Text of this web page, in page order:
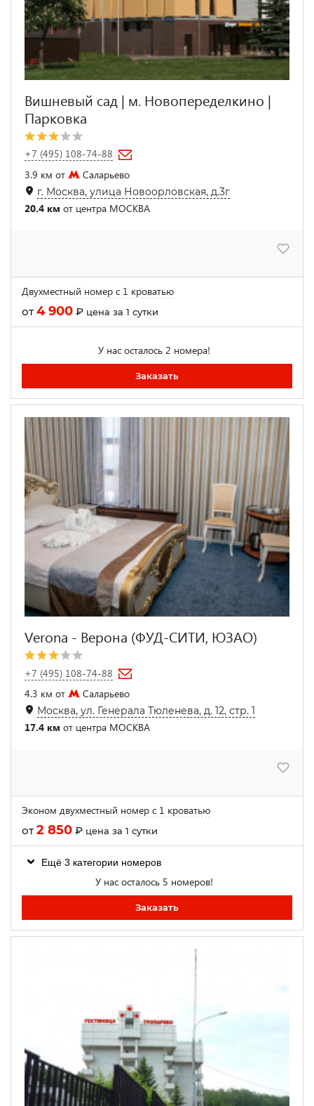
Вишневый сад | м. Новопеределкино |
Парковка
+7 (495) 108-74-88
3.9 км от
Саларьево
г. Москва, улица Новоорловская, д.3г
20.4 км от центра МОСКВА
Двухместный номер с 1 кроватью
от4 900 ₽ цена за 1 сутки
У нас осталось 2 номера!
Заказать
Verona - Верона (ФУД-СИТИ, ЮЗАО)
+7 (495) 108-74-88
4.3 км от
Саларьево
Москва, ул. Генерала Тюленева, д. 12, стр. 1
17.4 км от центра МОСКВА
Эконом двухместный номер с 1 кроватью
от2 850 ₽ цена за 1 сутки
Ещё 3 категории номеров
У нас осталось 5 номеров!
Заказать